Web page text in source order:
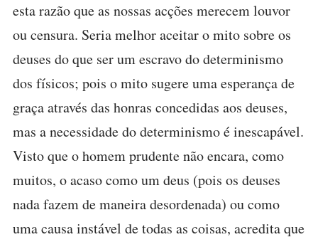
esta razão que as nossas acções merecem louvor
ou censura. Seria melhor aceitar o mito sobre os
deuses do que ser um escravo do determinismo
dos físicos; pois o mito sugere uma esperança de
graça através das honras concedidas aos deuses,
mas a necessidade do determinismo é inescapável.
Visto que o homem prudente não encara, como
muitos, o acaso como um deus (pois os deuses
nada fazem de maneira desordenada) ou como
uma causa instável de todas as coisas, acredita que